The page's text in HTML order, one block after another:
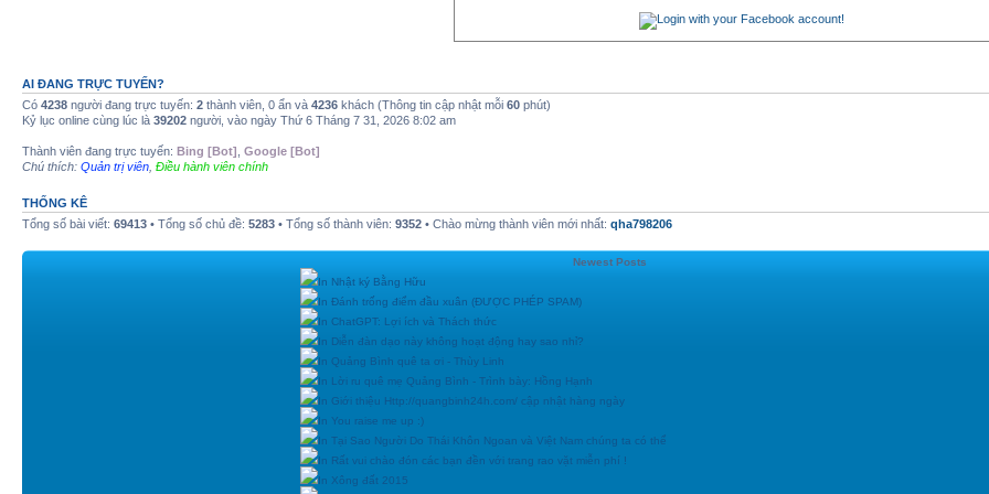
AI ĐANG TRỰC TUYẾN?
Có 4238 người đang trực tuyến: 2 thành viên, 0 ẩn và 4236 khách (Thông tin cập nhật mỗi 60 phút)
Kỷ lục online cùng lúc là 39202 người, vào ngày Thứ 6 Tháng 7 31, 2026 8:02 am
Thành viên đang trực tuyến: Bing [Bot] Google [Bot]
Chú thích: Quản trị viên Điều hành viên chính
THỐNG KÊ
Tổng số bài viết: 69413 • Tổng số chủ đề: 5283 • Tổng số thành viên: 9352 • Chào mừng thành viên mới nhất: qha798206
Newest Posts
In Nhật ký Bằng Hữu
In Đánh trống điểm đầu xuân (ĐƯỢC PHÉP SPAM)
In ChatGPT: Lợi ích và Thách thức
In Diễn đàn dạo này không hoạt động hay sao nhỉ?
In Quảng Bình quê ta ơi - Thùy Linh
In Lời ru quê mẹ Quảng Bình - Trình bày: Hồng Hạnh
In Giới thiệu Http://quangbinh24h.com/ cập nhật hàng ngày
In You raise me up :)
In Tại Sao Người Do Thái Khôn Ngoan và Việt Nam chúng ta có thể
In Rất vui chào đón các bạn đền với trang rao vặt miễn phí !
In Xông đất 2015